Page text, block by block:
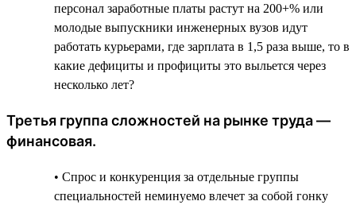
персонал заработные платы растут на 200+% или
молодые выпускники инженерных вузов идут
работать курьерами, где зарплата в 1,5 раза выше, то в
какие дефициты и профициты это выльется через
несколько лет?
Третья группа сложностей на рынке труда —
финансовая.
• Спрос и конкуренция за отдельные группы
специальностей неминуемо влечет за собой гонку